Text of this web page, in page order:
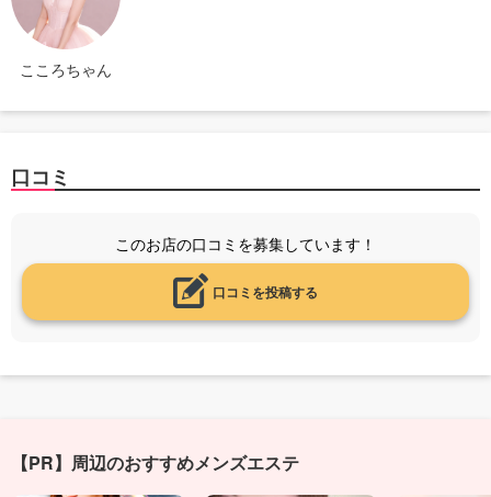
こころちゃん
口コミ
このお店の口コミを募集しています！
口コミを投稿する
【PR】周辺のおすすめメンズエステ